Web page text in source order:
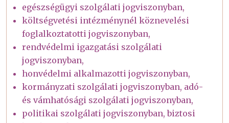
egészségügyi szolgálati jogviszonyban,
költségvetési intézménynél köznevelési
foglalkoztatotti jogviszonyban,
rendvédelmi igazgatási szolgálati
jogviszonyban,
honvédelmi alkalmazotti jogviszonyban,
kormányzati szolgálati jogviszonyban, adó-
és vámhatósági szolgálati jogviszonyban,
politikai szolgálati jogviszonyban, biztosi